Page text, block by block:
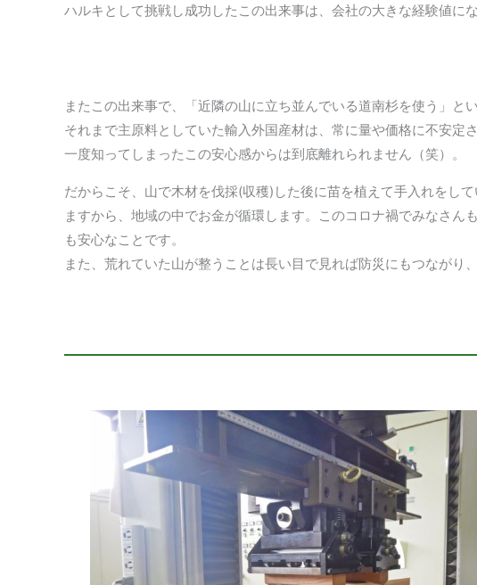
ハルキとして挑戦し成功したこの出来事は、会社の大きな経験値にな
またこの出来事で、「近隣の山に立ち並んでいる道南杉を使う」と
それまで主原料としていた輸入外国産材は、常に量や価格に不安定
一度知ってしまったこの安心感からは到底離れられません（笑）。
だからこそ、山で木材を伐採(収穫)した後に苗を植えて手入れをし
ますから、地域の中でお金が循環します。このコロナ禍でみなさ
も安心なことです。
また、荒れていた山が整うことは長い目で見れば防災にもつながり